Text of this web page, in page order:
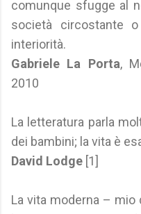
comunque sfugge al
società circostante
interiorità.
Gabriele La Porta,
2010
La letteratura parla
dei bambini; la vita è
David Lodge [1]
La vita moderna –